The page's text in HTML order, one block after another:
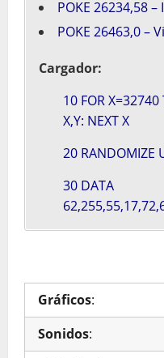
POKE 26234,58
POKE 26463,0 –
Cargador:
10 FOR X=32740
X,Y: NEXT X
20 RANDOMIZE
30 DATA
Gráficos:
Sonidos: